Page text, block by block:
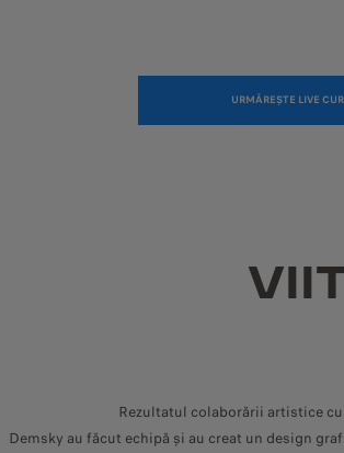
URMĂREȘTE LIVE
Rezultatul colaborării artistice cu
Demsky au făcut echipă și au creat un design